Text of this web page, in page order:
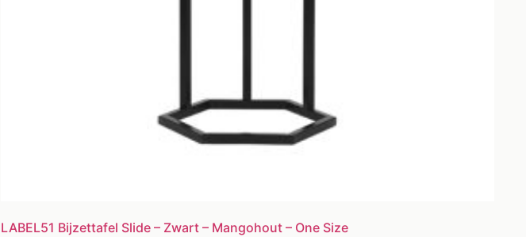
LABEL51 Bijzettafel Slide – Zwart – Mangohout – One Size